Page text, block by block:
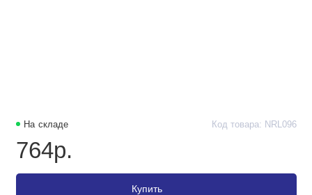
На складе Код товара: NRL096
764р.
Купить